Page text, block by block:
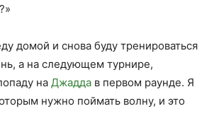
домой и снова буду тренироваться
а на следующем турнире,
на Джадда в первом раунде. Я
нужно поймать волну, и это